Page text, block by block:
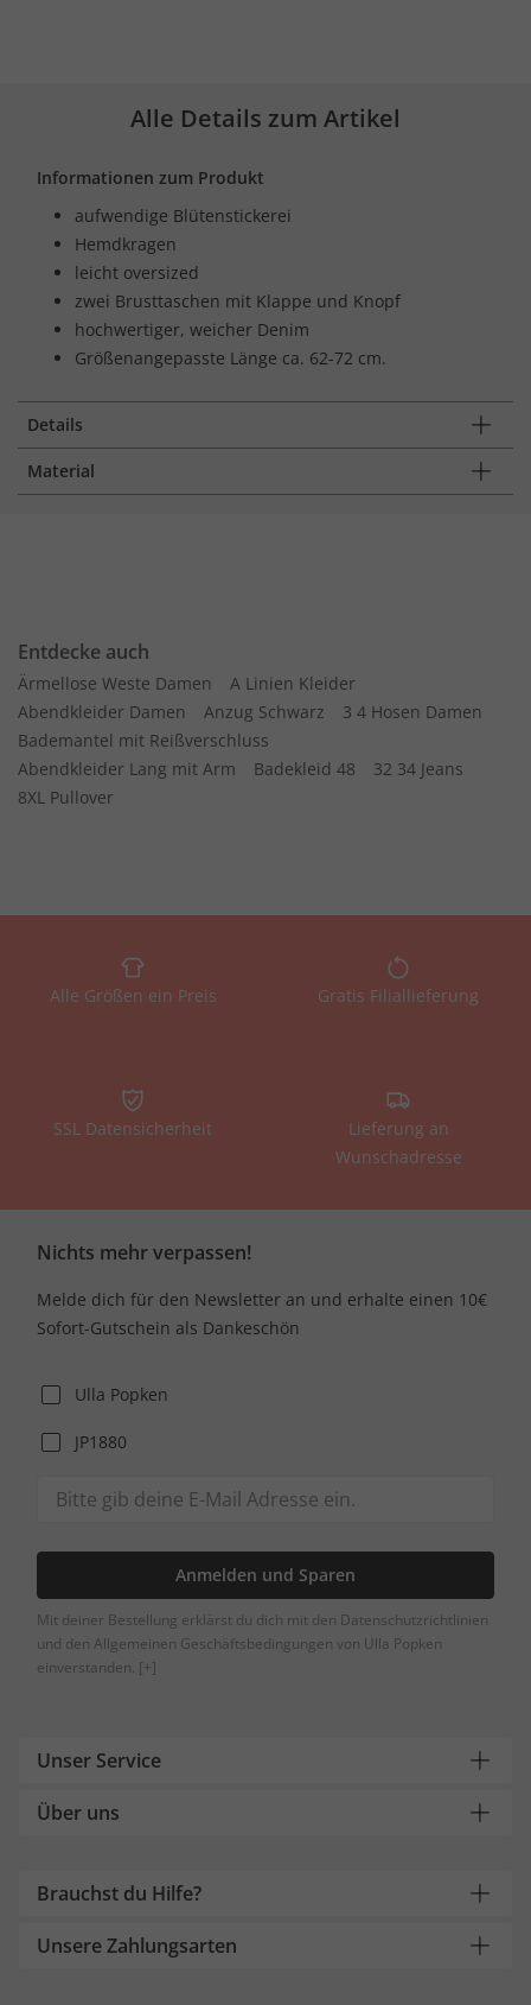
Alle Details zum Artikel
Informationen zum Produkt
aufwendige Blütenstickerei
Hemdkragen
leicht oversized
zwei Brusttaschen mit Klappe und Knopf
hochwertiger, weicher Denim
Größenangepasste Länge ca. 62-72 cm.
Details
Material
Entdecke auch
Ärmellose Weste Damen
A Linien Kleider
Abendkleider Damen
Anzug Schwarz
3 4 Hosen Damen
Bademantel mit Reißverschluss
Abendkleider Lang mit Arm
Badekleid 48
32 34 Jeans
8XL Pullover
Alle Größen ein Preis Gratis Filiallieferung
SSL Datensicherheit
Lieferung an
Wunschadresse
Nichts mehr verpassen!
Melde dich für den Newsletter an und erhalte einen 10€
Sofort-Gutschein als Dankeschön
Ulla Popken
JP1880
Anmelden und Sparen
Mit deiner Bestellung erklärst du dich mit den Datenschutzrichtlinien
und den Allgemeinen Geschäftsbedingungen von Ulla Popken
einverstanden. [+]
Unser Service
Über uns
Brauchst du Hilfe?
Unsere Zahlungsarten